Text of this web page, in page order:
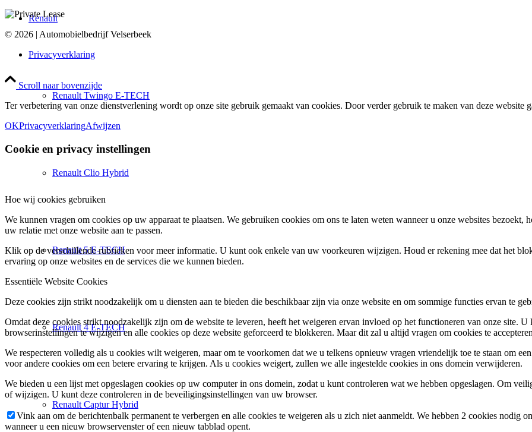
Renault
Renault Twingo E-TECH
Renault Clio Hybrid
Renault 5 E-TECH
Renault 4 E-TECH
Renault Captur Hybrid
© 2026 | Automobielbedrijf Velserbeek
Privacyverklaring
Scroll naar bovenzijde
Ter verbetering van onze dienstverlening wordt op onze site gebruik gemaakt van cookies. Door verder gebruik te maken van deze website
OKPrivacyverklaringAfwijzen
Cookie en privacy instellingen
Hoe wij cookies gebruiken
We kunnen vragen om cookies op uw apparaat te plaatsen. We gebruiken cookies om ons te laten weten wanneer u onze websites
uw relatie met onze website aan te passen.
Klik op de verschillende rubrieken voor meer informatie. U kunt ook enkele van uw voorkeuren wijzigen. Houd er rekening mee dat het
ervaring op onze websites en de services die we kunnen bieden.
Essentiële Website Cookies
Deze cookies zijn strikt noodzakelijk om u diensten aan te bieden die beschikbaar zijn via onze website en om sommige functies ervan te
Omdat deze cookies strikt noodzakelijk zijn om de website te leveren, heeft het weigeren ervan invloed op het functioneren van onze site.
browserinstellingen te wijzigen en alle cookies op deze website geforceerd te blokkeren. Maar dit zal u altijd vragen om cookies te
We respecteren volledig als u cookies wilt weigeren, maar om te voorkomen dat we u telkens opnieuw vragen vriendelijk toe te staan om
voor andere cookies om een betere ervaring te krijgen. Als u cookies weigert, zullen we alle ingestelde cookies in ons domein verwijderen.
We bieden u een lijst met opgeslagen cookies op uw computer in ons domein, zodat u kunt controleren wat we hebben opgeslagen. Om
of wijzigen. U kunt deze controleren in de beveiligingsinstellingen van uw browser.
Vink aan om de berichtenbalk permanent te verbergen en alle cookies te weigeren als u zich niet aanmeldt. We hebben 2 cookies nodig
wanneer u een nieuw browservenster of een nieuw tabblad opent.